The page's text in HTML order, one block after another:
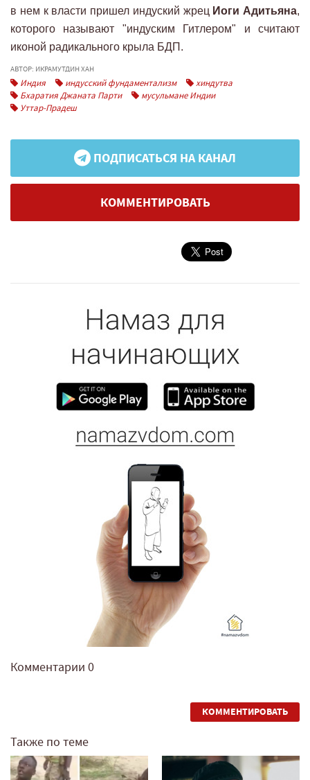
в нем к власти пришел индуский жрец Иоги Адитьяна,
которого называют "индуским Гитлером" и считают
иконой радикального крыла БДП.
АВТОР: ИКРАМУТДИН ХАН
Индия индусский фундаментализм
хиндутва
Бхаратия Джаната Парти
мусульмане Индии
Уттар-Прадеш
ПОДПИСАТЬСЯ НА КАНАЛ
КОММЕНТИРОВАТЬ
Комментарии 0
КОММЕНТИРОВАТЬ
Также по теме